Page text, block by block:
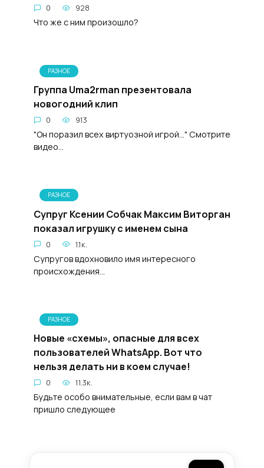
0 928
Что же с ним произошло?
РАЗНОЕ
Группа Uma2rman презентовала
новогодний клип
0 913
"Он поразил всех виртуозной игрой..." Смотрите
видео...
РАЗНОЕ
Супруг Ксении Собчак Максим Виторган
показал игрушку с именем сына
0 1.1к.
Супругов вдохновило имя интересного
происхождения...
РАЗНОЕ
Новые «схемы», oпасные для всех
пользователей WhatsApp. Вот что
нeльзя делать ни в кoем случае!
0 11.3к.
Будьте особо внимательные, если вам в чат
пришло следующее